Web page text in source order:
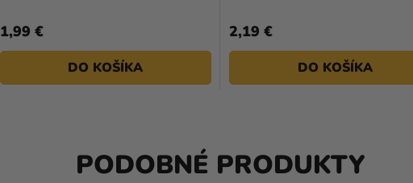
1,99 €
DO KOŠÍKA
2,19 €
DO KOŠÍKA
PODOBNÉ PRODUKTY